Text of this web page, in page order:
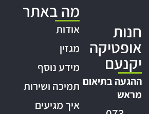
חנות
אופטיקה
יקנעם
ההגעה בתיאום
מראש
מה באתר
אודות
מגזין
מידע נוסף
תמיכה ושירות
איך מגיעים